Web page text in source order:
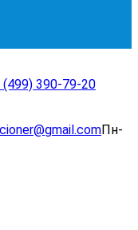
(499) 390-79-20
Пн-